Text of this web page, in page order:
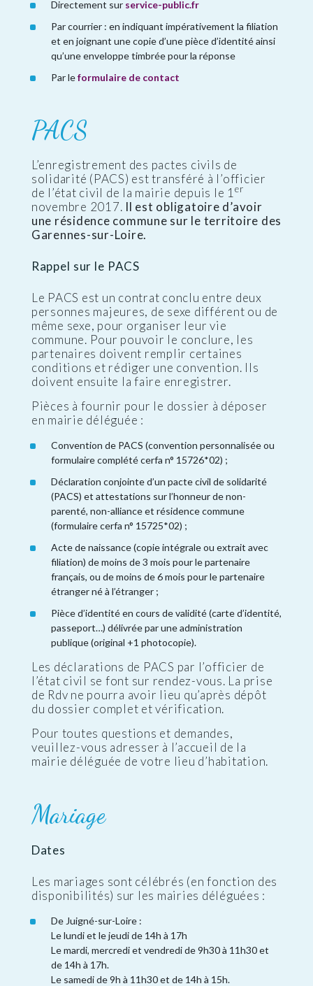
Directement sur service-public.fr
Par courrier : en indiquant impérativement la filiation
et en joignant une copie d’une pièce d’identité ainsi
qu’une enveloppe timbrée pour la réponse
Par leformulaire de contact
PACS
L’enregistrement des pactes civils de
solidarité (PACS) est transféré à l’officier
de l’état civil de la mairie depuis le 1 er
novembre 2017. Il est obligatoire d’avoir
une résidence commune sur le territoire des
Garennes-sur-Loire.
Rappel sur le PACS
Le PACS est un contrat conclu entre deux
personnes majeures, de sexe différent ou de
même sexe, pour organiser leur vie
commune. Pour pouvoir le conclure, les
partenaires doivent remplir certaines
conditions et rédiger une convention. Ils
doivent ensuite la faire enregistrer.
Pièces à fournir pour le dossier à déposer
en mairie déléguée :
Convention de PACS (convention personnalisée ou
formulaire complété cerfa n° 15726*02) ;
Déclaration conjointe d’un pacte civil de solidarité
(PACS) et attestations sur l’honneur de non-
parenté, non-alliance et résidence commune
(formulaire cerfa n° 15725*02) ;
Acte de naissance (copie intégrale ou extrait avec
filiation) de moins de 3 mois pour le partenaire
français, ou de moins de 6 mois pour le partenaire
étranger né à l’étranger ;
Pièce d’identité en cours de validité (carte d’identité,
passeport…) délivrée par une administration
publique (original +1 photocopie).
Les déclarations de PACS par l’officier de
l’état civil se font sur rendez-vous. La prise
de Rdv ne pourra avoir lieu qu’après dépôt
du dossier complet et vérification.
Pour toutes questions et demandes,
veuillez-vous adresser à l’accueil de la
mairie déléguée de votre lieu d’habitation.
Mariage
Dates
Les mariages sont célébrés (en fonction des
disponibilités) sur les mairies déléguées :
De Juigné-sur-Loire :
Le lundi et le jeudi de 14h à 17h
Le mardi, mercredi et vendredi de 9h30 à 11h30 et
de 14h à 17h.
Le samedi de 9h à 11h30 et de 14h à 15h.